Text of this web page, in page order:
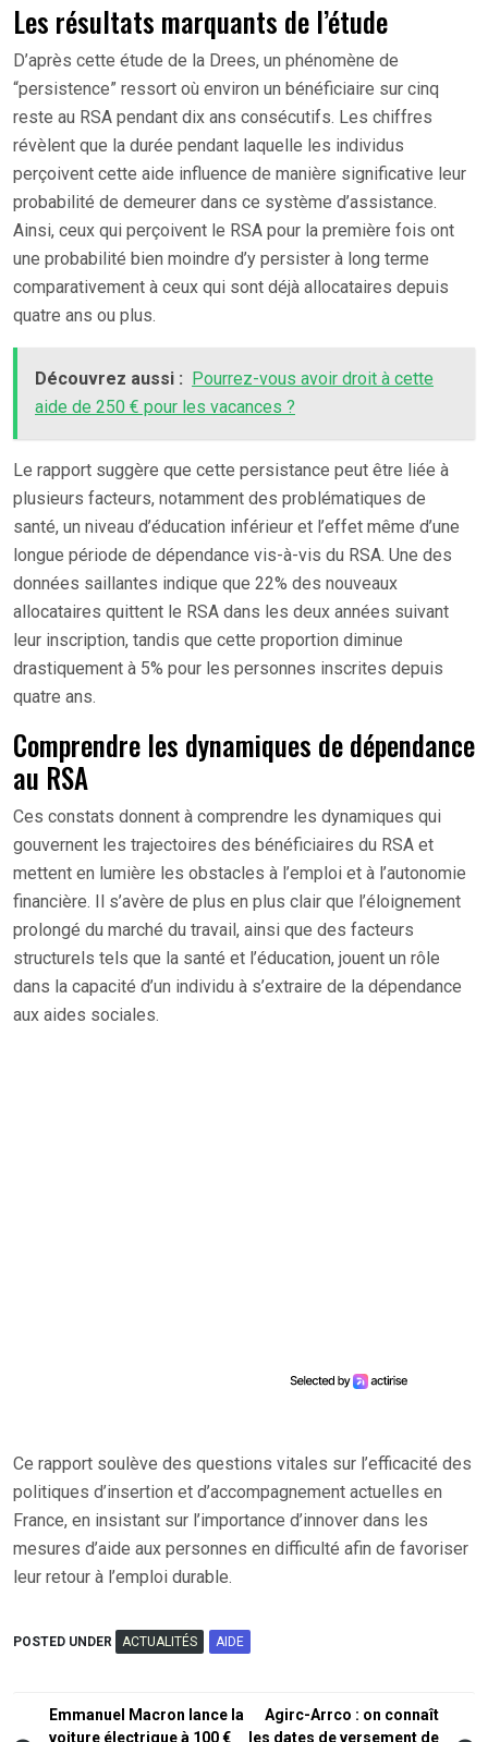
Les résultats marquants de l’étude
D’après cette étude de la Drees, un phénomène de
“persistence” ressort où environ un bénéficiaire sur cinq
reste au RSA pendant dix ans consécutifs. Les chiffres
révèlent que la durée pendant laquelle les individus
perçoivent cette aide influence de manière significative leur
probabilité de demeurer dans ce système d’assistance.
Ainsi, ceux qui perçoivent le RSA pour la première fois ont
une probabilité bien moindre d’y persister à long terme
comparativement à ceux qui sont déjà allocataires depuis
quatre ans ou plus.
Découvrez aussi : Pourrez-vous avoir droit à cette
aide de 250 € pour les vacances ?
Le rapport suggère que cette persistance peut être liée à
plusieurs facteurs, notamment des problématiques de
santé, un niveau d’éducation inférieur et l’effet même d’une
longue période de dépendance vis-à-vis du RSA. Une des
données saillantes indique que 22% des nouveaux
allocataires quittent le RSA dans les deux années suivant
leur inscription, tandis que cette proportion diminue
drastiquement à 5% pour les personnes inscrites depuis
quatre ans.
Comprendre les dynamiques de dépendance
au RSA
Ces constats donnent à comprendre les dynamiques qui
gouvernent les trajectoires des bénéficiaires du RSA et
mettent en lumière les obstacles à l’emploi et à l’autonomie
financière. Il s’avère de plus en plus clair que l’éloignement
prolongé du marché du travail, ainsi que des facteurs
structurels tels que la santé et l’éducation, jouent un rôle
dans la capacité d’un individu à s’extraire de la dépendance
aux aides sociales.
Ce rapport soulève des questions vitales sur l’efficacité des
politiques d’insertion et d’accompagnement actuelles en
France, en insistant sur l’importance d’innover dans les
mesures d’aide aux personnes en difficulté afin de favoriser
leur retour à l’emploi durable.
POSTED UNDER ACTUALITÉS AIDE
Navigation
Emmanuel Macron lance la
voiture électrique à 100 €
Agirc-Arrco : on connaît
les dates de versement de